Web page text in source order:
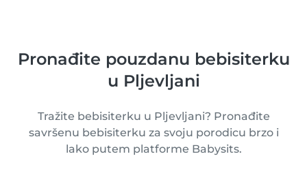
Pronađite pouzdanu bebisiterku
u Pljevljani
Tražite bebisiterku u Pljevljani? Pronađite
savršenu bebisiterku za svoju porodicu brzo i
lako putem platforme Babysits.